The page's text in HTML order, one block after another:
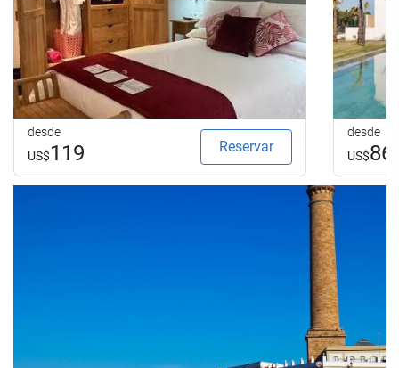
desde
US$119 Reservar
desde
US$86